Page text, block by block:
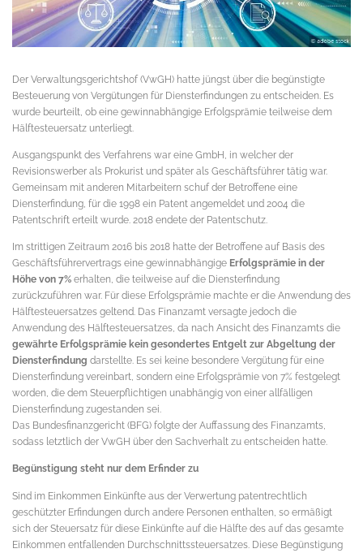
Der Verwaltungsgerichtshof (VwGH) hatte jüngst über die begünstigte
Besteuerung von Vergütungen für Diensterfindungen zu entscheiden. Es
wurde beurteilt, ob eine gewinnabhängige Erfolgsprämie teilweise dem
Hälftesteuersatz unterliegt.
Ausgangspunkt des Verfahrens war eine GmbH, in welcher der
Revisionswerber als Prokurist und später als Geschäftsführer tätig war.
Gemeinsam mit anderen Mitarbeitern schuf der Betroffene eine
Diensterfindung, für die 1998 ein Patent angemeldet und 2004 die
Patentschrift erteilt wurde. 2018 endete der Patentschutz.
Im strittigen Zeitraum 2016 bis 2018 hatte der Betroffene auf Basis des
Geschäftsführervertrags eine gewinnabhängige Erfolgsprämie in der
Höhe von 7% erhalten, die teilweise auf die Diensterfindung
zurückzuführen war. Für diese Erfolgsprämie machte er die Anwendung des
Hälftesteuersatzes geltend. Das Finanzamt versagte jedoch die
Anwendung des Hälftesteuersatzes, da nach Ansicht des Finanzamts die
gewährte Erfolgsprämie kein gesondertes Entgelt zur Abgeltung der
Diensterfindung darstellte. Es sei keine besondere Vergütung für eine
Diensterfindung vereinbart, sondern eine Erfolgsprämie von 7% festgelegt
worden, die dem Steuerpflichtigen unabhängig von einer allfälligen
Diensterfindung zugestanden sei.
Das Bundesfinanzgericht (BFG) folgte der Auffassung des Finanzamts,
sodass letztlich der VwGH über den Sachverhalt zu entscheiden hatte.
Begünstigung steht nur dem Erfinder zu
Sind im Einkommen Einkünfte aus der Verwertung patentrechtlich
geschützter Erfindungen durch andere Personen enthalten, so ermäßigt
sich der Steuersatz für diese Einkünfte auf die Hälfte des auf das gesamte
Einkommen entfallenden Durchschnittssteuersatzes. Diese Begünstigung